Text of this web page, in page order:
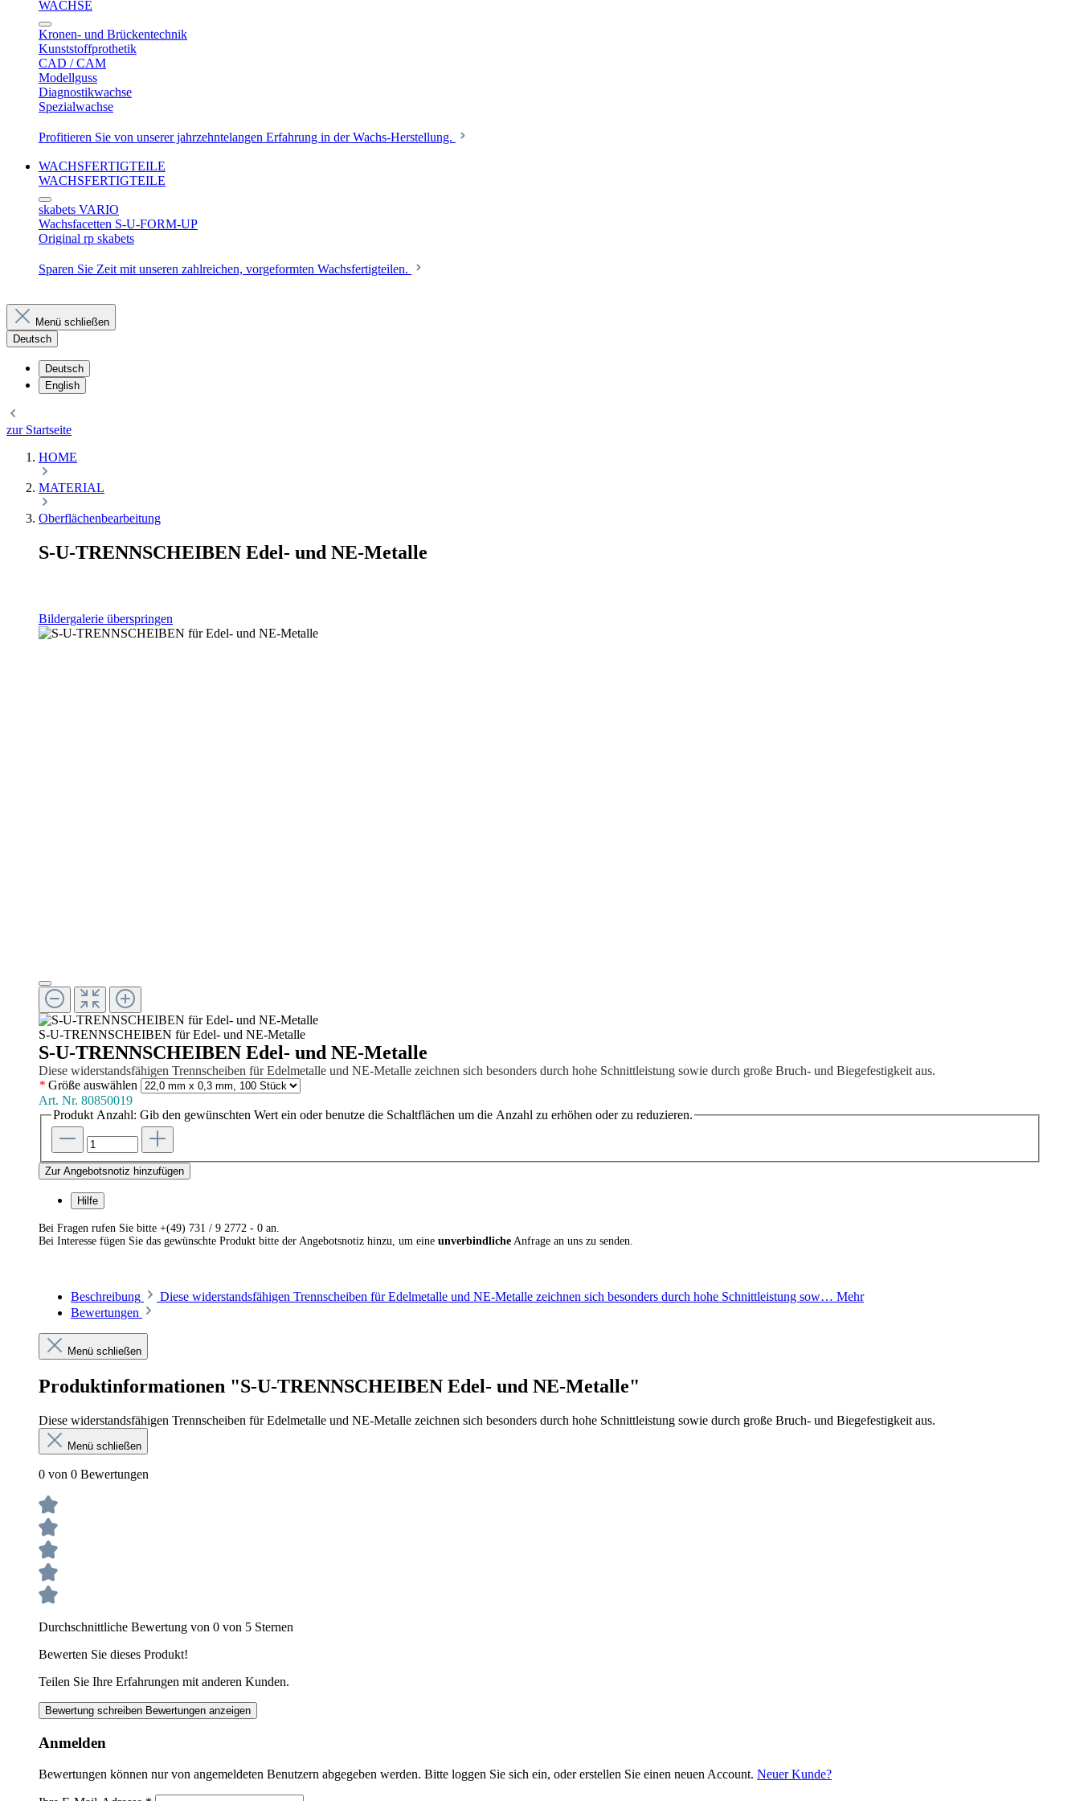
WACHSE
Kronen- und Brückentechnik
Kunststoffprothetik
CAD / CAM
Modellguss
Diagnostikwachse
Spezialwachse
Profitieren Sie von unserer jahrzehntelangen Erfahrung in der Wachs-Herstellung.
WACHSFERTIGTEILE
WACHSFERTIGTEILE
skabets VARIO
Wachsfacetten S-U-FORM-UP
Original rp skabets
Sparen Sie Zeit mit unseren zahlreichen, vorgeformten Wachsfertigteilen.
Menü schließen
Deutsch
Deutsch
English
zur Startseite
HOME
MATERIAL
Oberflächenbearbeitung
S-U-TRENNSCHEIBEN Edel- und NE-Metalle
Bildergalerie überspringen
S-U-TRENNSCHEIBEN für Edel- und NE-Metalle
S-U-TRENNSCHEIBEN Edel- und NE-Metalle
Diese widerstandsfähigen Trennscheiben für Edelmetalle und NE-Metalle zeichnen sich besonders durch hohe Schnittleistung sowie durch große Bruch- und Biegefestigkeit aus.
* Größe auswählen
Art. Nr. 80850019
Produkt Anzahl: Gib den gewünschten Wert ein oder benutze die Schaltflächen um die Anzahl zu erhöhen oder zu reduzieren.
Zur Angebotsnotiz hinzufügen
Hilfe
Bei Fragen rufen Sie bitte +(49) 731 / 9 2772 - 0 an.
Bei Interesse fügen Sie das gewünschte Produkt bitte der Angebotsnotiz hinzu, um eine unverbindliche Anfrage an uns zu senden.
Beschreibung Diese widerstandsfähigen Trennscheiben für Edelmetalle und NE-Metalle zeichnen sich besonders durch hohe Schnittleistung sow… Mehr
Bewertungen
Menü schließen
Produktinformationen "S-U-TRENNSCHEIBEN Edel- und NE-Metalle"
Diese widerstandsfähigen Trennscheiben für Edelmetalle und NE-Metalle zeichnen sich besonders durch hohe Schnittleistung sowie durch große Bruch- und Biegefestigkeit aus.
Menü schließen
0 von 0 Bewertungen
Durchschnittliche Bewertung von 0 von 5 Sternen
Bewerten Sie dieses Produkt!
Teilen Sie Ihre Erfahrungen mit anderen Kunden.
Bewertung schreiben Bewertungen anzeigen
Anmelden
Bewertungen können nur von angemeldeten Benutzern abgegeben werden. Bitte loggen Sie sich ein, oder erstellen Sie einen neuen Account. Neuer Kunde?